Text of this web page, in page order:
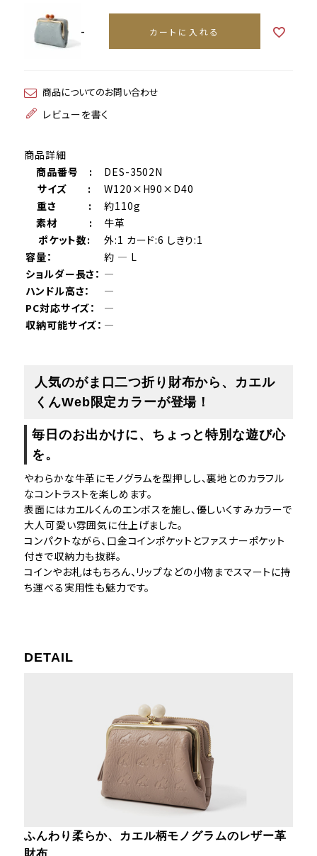
- カートに入れる
商品についてのお問い合わせ
レビューを書く
商品詳細
商品番号 :
DES-3502N
サイズ :
W120×H90×D40
重さ :
約110g
素材 :
牛革
ポケット数:
外:1 カード:6 しきり:1
容量：
約 ― L
ショルダー長さ： ―
ハンドル高さ：
―
PC対応サイズ：
―
収納可能サイズ： ―
人気のがま口二つ折り財布から、カエル
くんWeb限定カラーが登場！
毎日のお出かけに、ちょっと特別な遊び心
を。
やわらかな牛革にモノグラムを型押しし、裏地とのカラフル
なコントラストを楽しめます。
表面にはカエルくんのエンボスを施し、優しいくすみカラーで
大人可愛い雰囲気に仕上げました。
コンパクトながら、口金コインポケットとファスナーポケット
付きで収納力も抜群。
コインやお札はもちろん、リップなどの小物までスマートに持
ち運べる実用性も魅力です。
DETAIL
ふんわり柔らか、カエル柄モノグラムのレザー革